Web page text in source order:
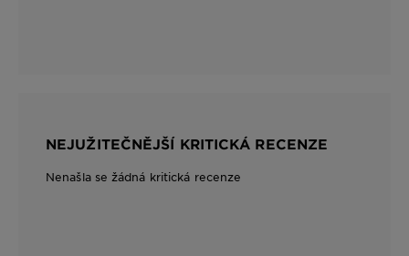
NEJUŽITEČNĚJŠÍ KRITICKÁ RECENZE
Nenašla se žádná kritická recenze